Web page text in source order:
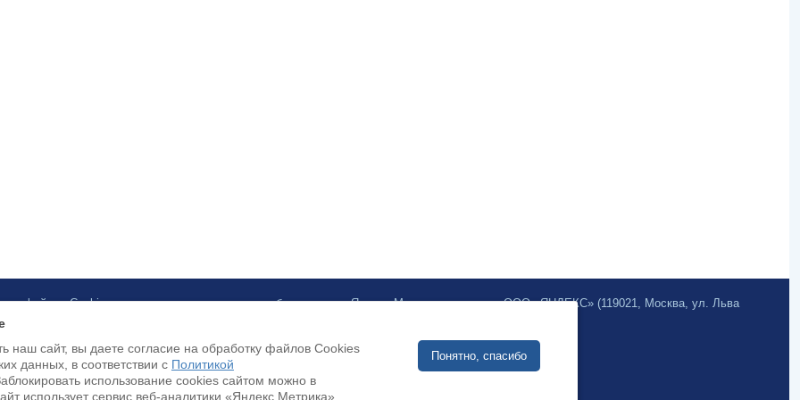
файлов Cookies и использование сервисов веб-аналитики «Яндекс.Метрика» компании ООО «ЯНДЕКС» (119021, Москва, ул. Льва
Luottokortilla maksaminen on saatavilla Sivuston kehittäminen:
наш сайт, вы даете согласие на обработку файлов Cookies
данных, в соответствии с Политикой
использование cookies сайтом можно в
использует сервис веб-аналитики «Яндекс.Метрика»
Понятно, спасибо